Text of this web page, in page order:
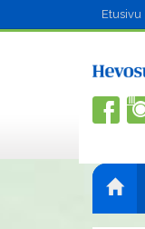
Etusivu